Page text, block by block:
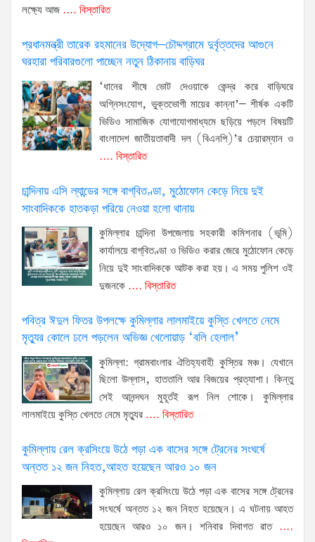
লক্ষ্যে আজ .... বিস্তারিত
প্রধানমন্ত্রী তারেক রহমানের উদ্যোগ–চৌদ্দগ্রামে দুর্বৃত্তদের আগুনে
ঘরহারা পরিবারগুলো পাচ্ছেন নতুন ঠিকানায় বাড়িঘর
‘ধানের শীষে ভোট দেওয়াকে কেন্দ্র করে বাড়িঘরে
অগ্নিসংযোগ, ভুক্তভোগী মায়ের কান্না’– শীর্ষক একটি
ভিডিও সামাজিক যোগাযোগমাধ্যমে ছড়িয়ে পড়লে বিষয়টি
বাংলাদেশ জাতীয়তাবাদী দল (বিএনপি)’র চেয়ারম্যান ও
.... বিস্তারিত
চান্দিনায় এসি ল্যান্ডের সঙ্গে বাগ্‌বিতণ্ডা, মুঠোফোন কেড়ে নিয়ে দুই
সাংবাদিককে হাতকড়া পরিয়ে নেওয়া হলো থানায়
কুমিল্লার চান্দিনা উপজেলায় সহকারী কমিশনার (ভূমি)
কার্যালয়ে বাগ্‌বিতণ্ডা ও ভিডিও করার জেরে মুঠোফোন কেড়ে
নিয়ে দুই সাংবাদিককে আটক করা হয়। এ সময় পুলিশ ওই
দুজনকে .... বিস্তারিত
পবিত্র ঈদুল ফিতর উপলক্ষে কুমিল্লার লালমাইয়ে কুস্তি খেলতে নেমে
মৃত্যুর কোলে ঢলে পড়লেন অভিজ্ঞ খেলোয়াড় ‘বলি হেলাল’
কুমিল্লা: গ্রামবাংলার ঐতিহ্যবাহী কুস্তির মঞ্চ। যেখানে
ছিলো উল্লাস, হাততালি আর বিজয়ের প্রত্যাশা। কিন্তু
সেই আনন্দঘন মুহূর্তই রূপ নিল শোকে। কুমিল্লার
লালমাইয়ে কুস্তি খেলতে নেমে মৃত্যুর .... বিস্তারিত
কুমিল্লায় রেল ক্রসিংয়ে উঠে পড়া এক বাসের সঙ্গে ট্রেনের সংঘর্ষে
অন্তত ১২ জন নিহত,আহত হয়েছেন আরও ১০ জন
কুমিল্লায় রেল ক্রসিংয়ে উঠে পড়া এক বাসের সঙ্গে ট্রেনের
সংঘর্ষে অন্তত ১২ জন নিহত হয়েছেন। এ ঘটনায় আহত
হয়েছেন আরও ১০ জন। শনিবার দিবাগত রাত....